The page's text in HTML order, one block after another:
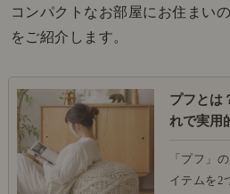
コンパクトなお部屋にお住まい
をご紹介します。
プフとは
れで実用
「プフ」
イテムを2